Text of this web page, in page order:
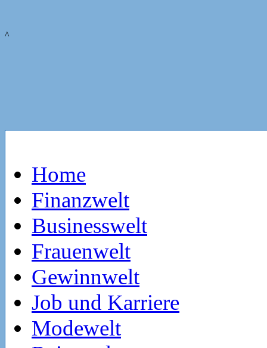
^
Home
Finanzwelt
Businesswelt
Frauenwelt
Gewinnwelt
Job und Karriere
Modewelt